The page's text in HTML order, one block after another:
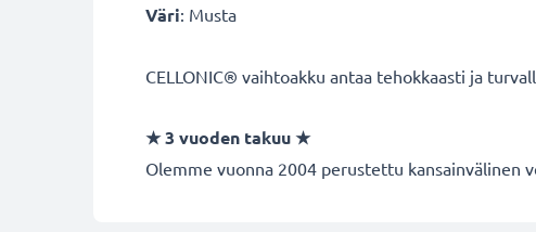
Väri: Musta
CELLONIC® vaihtoakku antaa tehokkaasti ja
★3 vuoden takuu★
Olemme vuonna 2004 perustettu kansainvälinen